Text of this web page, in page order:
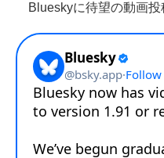
Blueskyに待望の動画投